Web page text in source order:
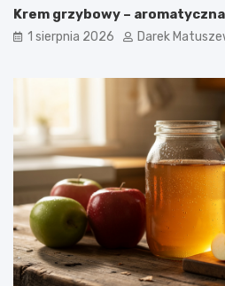
Krem grzybowy –
1 sierpnia 2026 Darek